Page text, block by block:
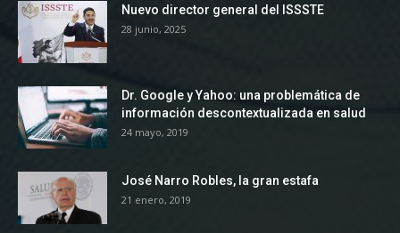
Nuevo director general del ISSSTE
28 junio, 2025
Dr. Google y Yahoo: una problemática de
información descontextualizada en salud
24 mayo, 2019
José Narro Robles, la gran estafa
21 enero, 2019